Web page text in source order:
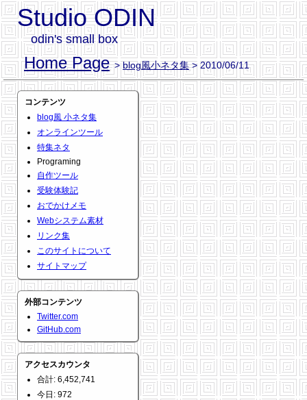
Studio ODIN
odin's small box
Home Page >blog風小ネタ集> 2010/06/11
コンテンツ
blog風 小ネタ集
オンラインツール
特集ネタ
Programing
自作ツール
受験体験記
おでかけメモ
Webシステム素材
リンク集
このサイトについて
サイトマップ
外部コンテンツ
Twitter.com
GitHub.com
アクセスカウンタ
合計: 6,452,741
今日: 972